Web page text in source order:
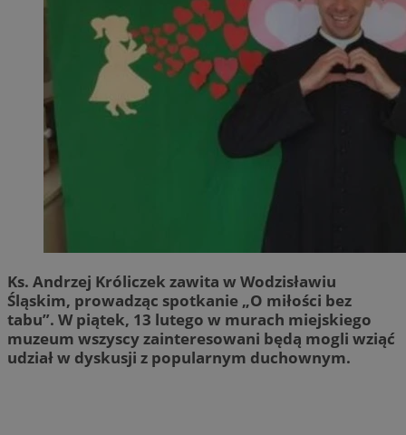
Ks. Andrzej Króliczek zawita w Wodzisławiu
Śląskim, prowadząc spotkanie „O miłości bez
tabu”. W piątek, 13 lutego w murach miejskiego
muzeum wszyscy zainteresowani będą mogli wziąć
udział w dyskusji z popularnym duchownym.